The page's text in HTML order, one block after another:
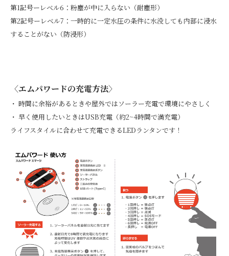
第1記号ーレベル6：粉塵が中に入らない（耐塵形）
第2記号ーレベル7：一時的に一定水圧の条件に水没しても内部に浸水
することがない（防浸形）
〈エムパワードの充電方法〉
・ 時間に余裕があるときや屋外ではソーラー充電で環境にやさしく
・ 早く使用したいときはUSB充電（約2~4時間で満充電）
ライフスタイルに合わせて充電できるLEDランタンです！